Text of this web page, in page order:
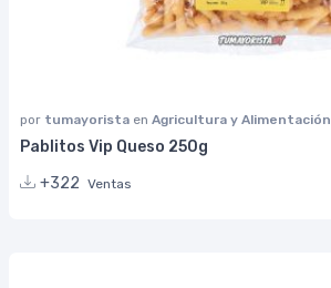
por tumayorista en Agricultura y Alimentación
Pablitos Vip Queso 250g
+322 Ventas